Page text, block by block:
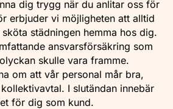
dig trygg när du anlitar oss för
erbjuder vi möjligheten att alltid
städningen hemma hos dig.
ansvarsförsäkring som
skulle vara framme.
om att vår personal mår bra,
I slutändan innebär
för dig som kund.